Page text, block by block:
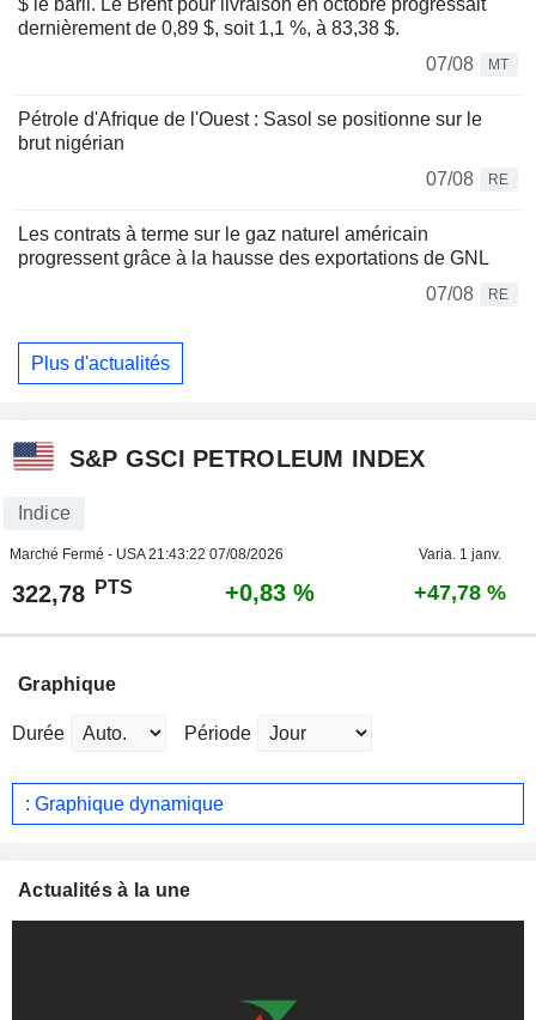
$ le baril. Le Brent pour livraison en octobre progressait
dernièrement de 0,89 $, soit 1,1 %, à 83,38 $.
07/08
MT
Pétrole d'Afrique de l'Ouest : Sasol se positionne sur le
brut nigérian
07/08
RE
Les contrats à terme sur le gaz naturel américain
progressent grâce à la hausse des exportations de GNL
07/08
RE
Plus d'actualités
S&P GSCI PETROLEUM INDEX
Indice
Marché Fermé - USA21:43:22 07/08/2026 Varia. 1 janv.
322,78 PTS +0,83 % +47,78 %
Graphique
Durée Période
: Graphique dynamique
Actualités à la une